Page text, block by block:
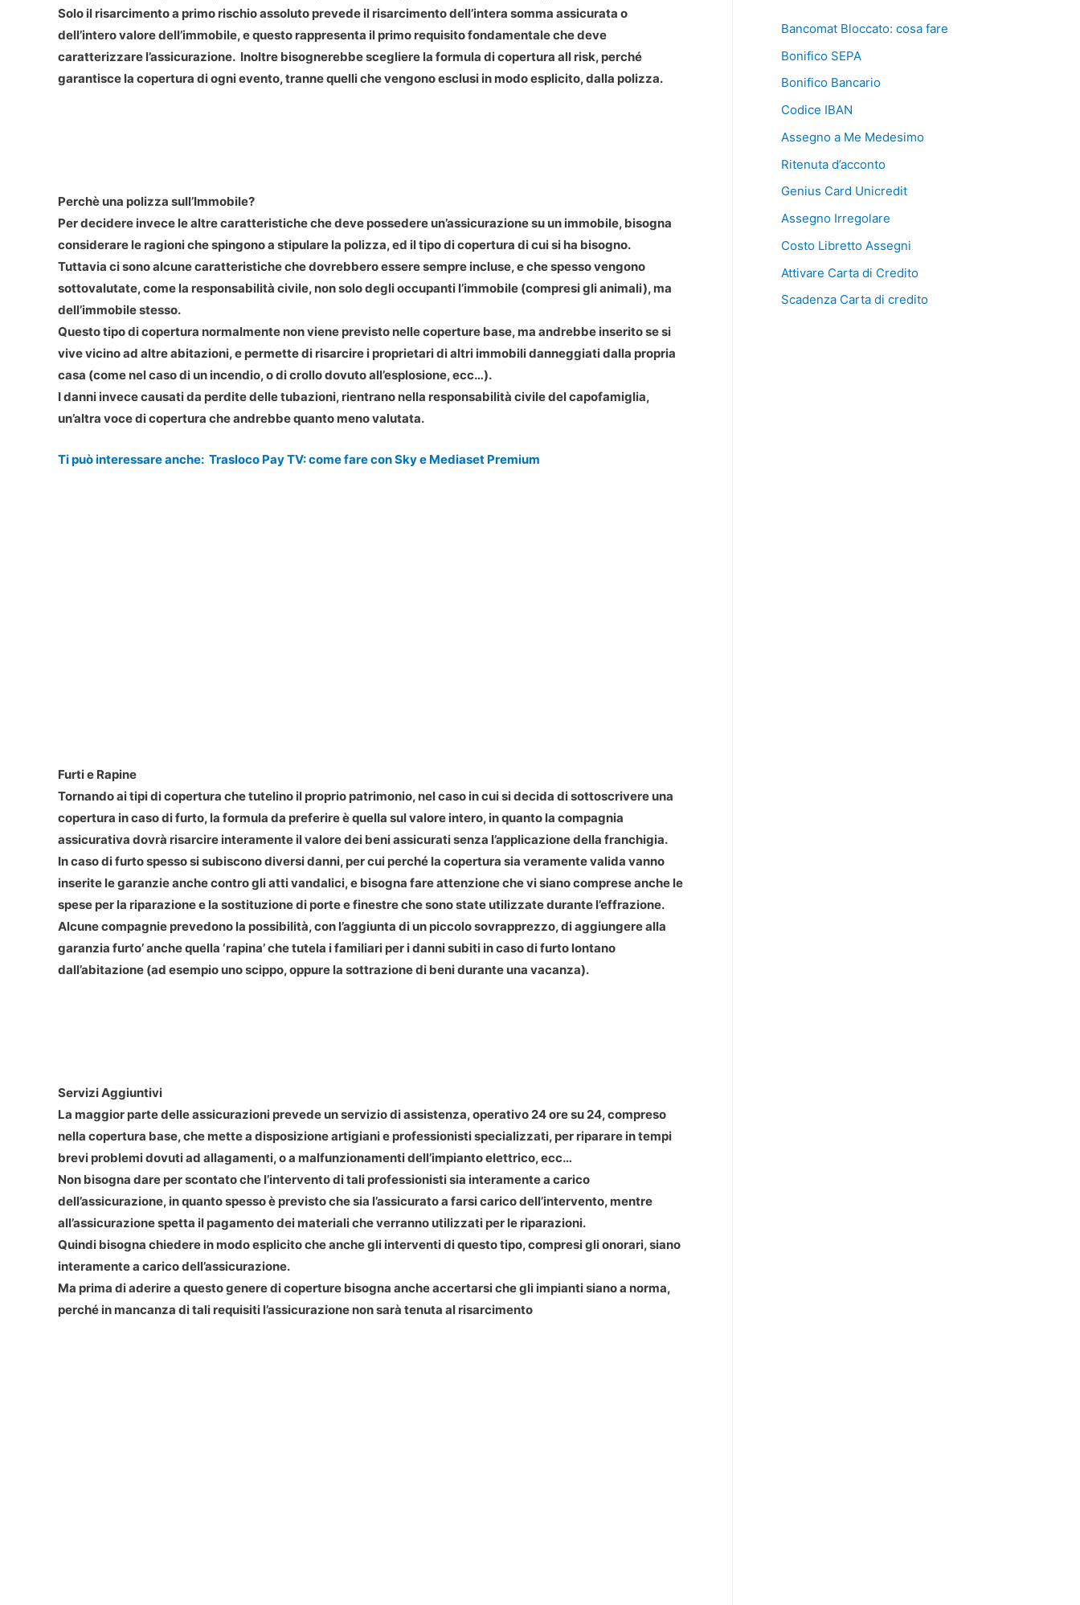
Solo il risarcimento a primo rischio assoluto prevede il risarcimento dell’intera somma assicurata o
dell’intero valore dell’immobile, e questo rappresenta il primo requisito fondamentale che deve
caratterizzare l’assicurazione. Inoltre bisognerebbe scegliere la formula di copertura all risk, perché
garantisce la copertura di ogni evento, tranne quelli che vengono esclusi in modo esplicito, dalla polizza.
Perchè una polizza sull’Immobile?
Per decidere invece le altre caratteristiche che deve possedere un’assicurazione su un immobile, bisogna
considerare le ragioni che spingono a stipulare la polizza, ed il tipo di copertura di cui si ha bisogno.
Tuttavia ci sono alcune caratteristiche che dovrebbero essere sempre incluse, e che spesso vengono
sottovalutate, come la responsabilità civile, non solo degli occupanti l’immobile (compresi gli animali), ma
dell’immobile stesso.
Questo tipo di copertura normalmente non viene previsto nelle coperture base, ma andrebbe inserito se si
vive vicino ad altre abitazioni, e permette di risarcire i proprietari di altri immobili danneggiati dalla propria
casa (come nel caso di un incendio, o di crollo dovuto all’esplosione, ecc…).
I danni invece causati da perdite delle tubazioni, rientrano nella responsabilità civile del capofamiglia,
un’altra voce di copertura che andrebbe quanto meno valutata.
Ti può interessare anche: Trasloco Pay TV: come fare con Sky e Mediaset Premium
Furti e Rapine
Tornando ai tipi di copertura che tutelino il proprio patrimonio, nel caso in cui si decida di sottoscrivere una
copertura in caso di furto, la formula da preferire è quella sul valore intero, in quanto la compagnia
assicurativa dovrà risarcire interamente il valore dei beni assicurati senza l’applicazione della franchigia.
In caso di furto spesso si subiscono diversi danni, per cui perché la copertura sia veramente valida vanno
inserite le garanzie anche contro gli atti vandalici, e bisogna fare attenzione che vi siano comprese anche le
spese per la riparazione e la sostituzione di porte e finestre che sono state utilizzate durante l’effrazione.
Alcune compagnie prevedono la possibilità, con l’aggiunta di un piccolo sovrapprezzo, di aggiungere alla
garanzia furto’ anche quella ‘rapina’ che tutela i familiari per i danni subiti in caso di furto lontano
dall’abitazione (ad esempio uno scippo, oppure la sottrazione di beni durante una vacanza).
Servizi Aggiuntivi
La maggior parte delle assicurazioni prevede un servizio di assistenza, operativo 24 ore su 24, compreso
nella copertura base, che mette a disposizione artigiani e professionisti specializzati, per riparare in tempi
brevi problemi dovuti ad allagamenti, o a malfunzionamenti dell’impianto elettrico, ecc…
Non bisogna dare per scontato che l’intervento di tali professionisti sia interamente a carico
dell’assicurazione, in quanto spesso è previsto che sia l’assicurato a farsi carico dell’intervento, mentre
all’assicurazione spetta il pagamento dei materiali che verranno utilizzati per le riparazioni.
Quindi bisogna chiedere in modo esplicito che anche gli interventi di questo tipo, compresi gli onorari, siano
interamente a carico dell’assicurazione.
Ma prima di aderire a questo genere di coperture bisogna anche accertarsi che gli impianti siano a norma,
perché in mancanza di tali requisiti l’assicurazione non sarà tenuta al risarcimento
Bancomat Bloccato: cosa fare
Bonifico SEPA
Bonifico Bancario
Codice IBAN
Assegno a Me Medesimo
Ritenuta d’acconto
Genius Card Unicredit
Assegno Irregolare
Costo Libretto Assegni
Attivare Carta di Credito
Scadenza Carta di credito